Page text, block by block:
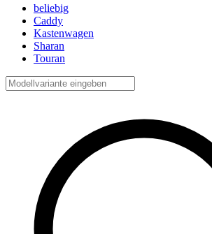
beliebig
Caddy
Kastenwagen
Sharan
Touran